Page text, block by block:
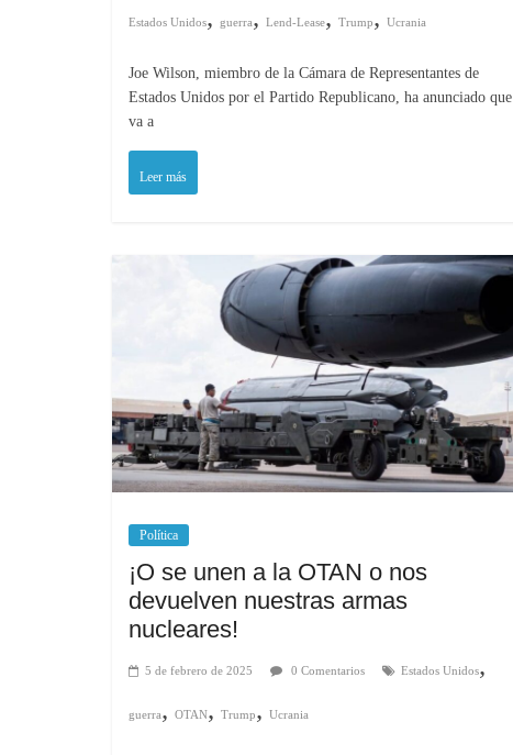
Estados Unidos, guerra, Lend-Lease, Trump, Ucrania
Joe Wilson, miembro de la Cámara de Representantes de
Estados Unidos por el Partido Republicano, ha anunciado que
va a
Leer más
Política
¡O se unen a la OTAN o nos
devuelven nuestras armas
nucleares!
5 de febrero de 2025 0 Comentarios Estados Unidos,
guerra, OTAN, Trump, Ucrania